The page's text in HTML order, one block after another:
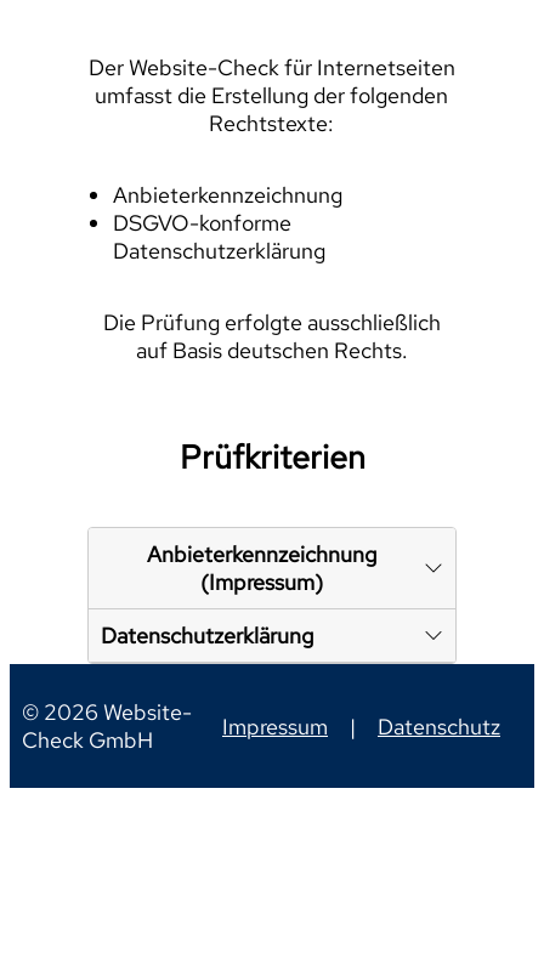
Der Website-Check für Internetseiten
umfasst die Erstellung der folgenden
Rechtstexte:
Anbieterkennzeichnung
DSGVO-konforme
Datenschutzerklärung
Die Prüfung erfolgte ausschließlich
auf Basis deutschen Rechts.
Prüfkriterien
Anbieterkennzeichnung
(Impressum)
Datenschutzerklärung
© 2026 Website-
Check GmbH
Impressum | Datenschutz